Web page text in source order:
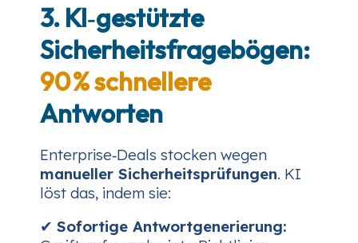
3. KI‑gestützte
Sicherheitsfragebögen:
90 % schnellere
Antworten
Enterprise‑Deals stocken wegen
manueller Sicherheitsprüfungen. KI
löst das, indem sie:
✔ Sofortige Antwortgenerierung: